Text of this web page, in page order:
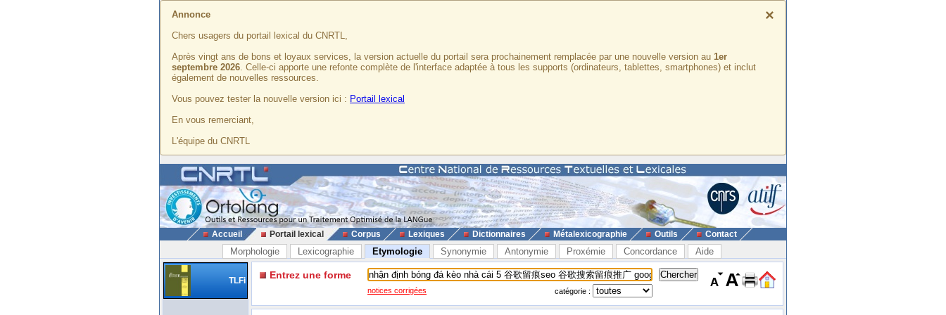
×
Annonce
Chers usagers du portail lexical du CNRTL,
Après vingt ans de bons et loyaux services, la version actuelle du portail sera prochainement remplacée par une nouvelle version au 1er
septembre 2026. Celle-ci apporte une refonte complète de l'interface adaptée à tous les supports (ordinateurs, tablettes, smartphones) et inclut
également de nouvelles ressources.
Vous pouvez tester la nouvelle version ici : Portail lexical
En vous remerciant,
L'équipe du CNRTL
Accueil Portail lexical Corpus Lexiques Dictionnaires Métalexicographie Outils Contact
Morphologie Lexicographie Etymologie Synonymie Antonymie Proxémie Concordance Aide
TLFi Entrez une forme
notices corrigées catégorie :